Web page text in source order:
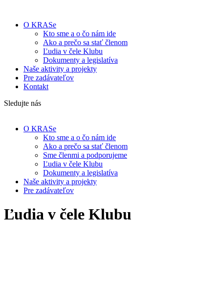
O KRASe
Kto sme a o čo nám ide
Ako a prečo sa stať členom
Ľudia v čele Klubu
Dokumenty a legislatíva
Naše aktivity a projekty
Pre zadávateľov
Kontakt
Sledujte nás
O KRASe
Kto sme a o čo nám ide
Ako a prečo sa stať členom
Sme členmi a podporujeme
Ľudia v čele Klubu
Dokumenty a legislatíva
Naše aktivity a projekty
Pre zadávateľov
Ľudia v čele Klubu